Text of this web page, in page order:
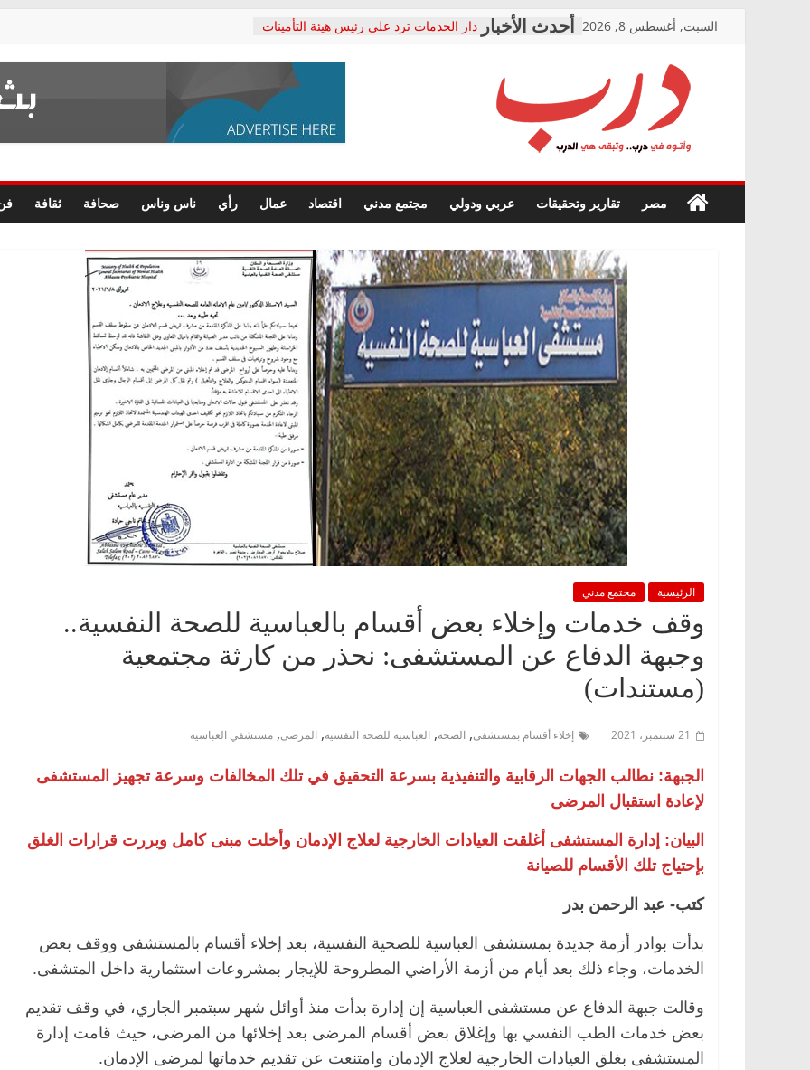
السبت, أغسطس 8, 2026
دار الخدمات ترد على رئيس هيئة التأمينات
معاناة أصحاب المعاشات.. ونطالب بكشف
فرحات سليمان يكتب: القطاع الصحي إلى
حزب التحالف الشعبي يطلق لجنة “الحق
صور .. اعتماد الرسومات النهائية للقرار
الوزاري لمدينة الصحفيين.. وانتهاء أعمال
إنشاء المبنى الإداري
متابعة قضية الدكتور محمد زهران.. ويؤكد:
قرينة البراءة وضمانات المحاكمة العادلة
درب
في
درب..
مصر تقارير وتحقيقات عربي ودولي مجتمع مدني اقتصاد عمال رأي ناس وناس صحافة ثقافة
الرئيسية مجتمع مدني
وقف خدمات وإخلاء بعض أقسام بالعباسية للصحة النفسية..
وجبهة الدفاع عن المستشفى: نحذر من كارثة مجتمعية
(مستندات)
21 سبتمبر، 2021 إخلاء أقسام بمستشفى, الصحة, العباسية للصحة النفسية, المرضى, مستشفي العباسية
الجبهة: نطالب الجهات الرقابية والتنفيذية بسرعة التحقيق في تلك المخالفات وسرعة تجهيز المستشفى
لإعادة استقبال المرضى
البيان: إدارة المستشفى أغلقت العيادات الخارجية لعلاج الإدمان وأخلت مبنى كامل وبررت قرارات الغلق
بإحتياج تلك الأقسام للصيانة
كتب- عبد الرحمن بدر
بدأت بوادر أزمة جديدة بمستشفى العباسية للصحية النفسية، بعد إخلاء أقسام بالمستشفى ووقف بعض
الخدمات، وجاء ذلك بعد أيام من أزمة الأراضي المطروحة للإيجار بمشروعات استثمارية داخل المتشفى.
وقالت جبهة الدفاع عن مستشفى العباسية إن إدارة بدأت منذ أوائل شهر سبتمبر الجاري، في وقف تقديم
بعض خدمات الطب النفسي بها وإغلاق بعض أقسام المرضى بعد إخلائها من المرضى، حيث قامت إدارة
المستشفى بغلق العيادات الخارجية لعلاج الإدمان وامتنعت عن تقديم خدماتها لمرضى الإدمان.
الخصخصة الذي دافع عن المال العام
(بروفايل)
قانوني دافع عن قضايا الوطن وانحاز
للحرية (بروفايل)
ناس وناس
يحتفل بذكرى ميلاده وحيداً على أبواب